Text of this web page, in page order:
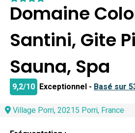
Domaine
Santini, Gite
Sauna, Spa
9,2/10 Exceptionnel - Basé sur
Village Porri, 20215 Porri, France